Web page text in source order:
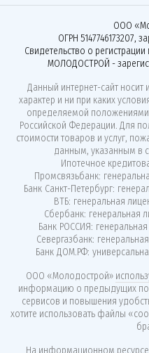
ООО
ОГРН 5147746173207,
Свидетельство о
МОЛОДОСТРОЙ -
Данный интернет-сайт
характер и ни при каких
определяемой положениями
Российской Федерации. Для
стоимости товаров и услуг,
данным, указанным в
Ипотечное
Промсвязьбанк:
Банк Санкт-Петербург:
ВТБ: генеральная
Сбербанк: генеральная
Банк РОССИЯ:
Севергазбанк:
Банк ДОМ.РФ:
ООО «Молодострой»
информацию о предыдущих
сервисов и повышения
хотите использовать файлы
На информационном